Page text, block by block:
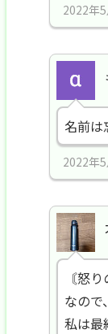
2022年
名前は
2022年
〘怒
なので
私は最